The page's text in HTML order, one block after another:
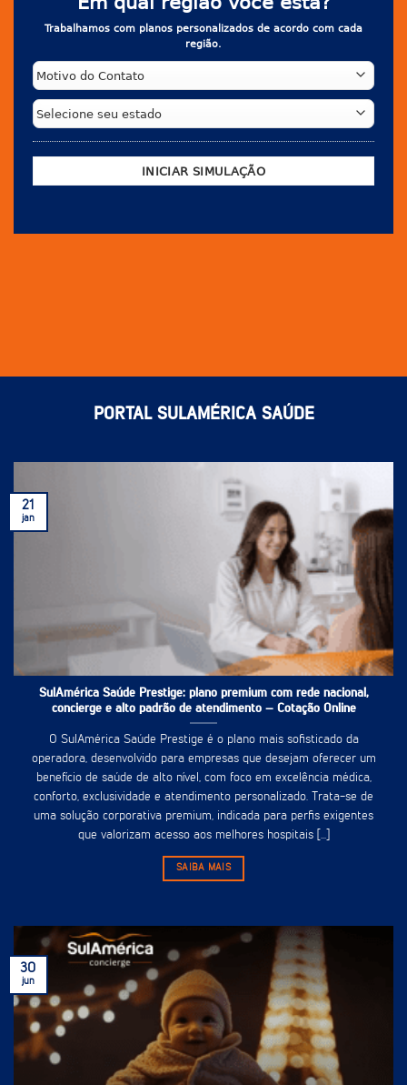
PORTAL SULAMÉRICA SAÚDE
SulAmérica Saúde Prestige: plano premium com rede nacional,
concierge e alto padrão de atendimento – Cotação Online
O SulAmérica Saúde Prestige é o plano mais sofisticado da
operadora, desenvolvido para empresas que desejam oferecer um
benefício de saúde de alto nível, com foco em excelência médica,
conforto, exclusividade e atendimento personalizado. Trata-se de
uma solução corporativa premium, indicada para perfis exigentes
que valorizam acesso aos melhores hospitais [...]
SAIBA MAIS
21
jan
30
jun